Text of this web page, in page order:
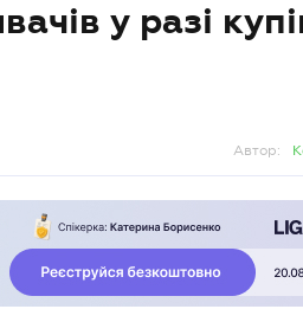
у разі
Автор: